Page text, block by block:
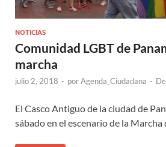
NOTICIAS
Comunidad LGBT de
marcha
julio 2, 2018 - porAgenda_Ciudadana -
El Casco Antiguo de la ciudad de
sábado en el escenario de la